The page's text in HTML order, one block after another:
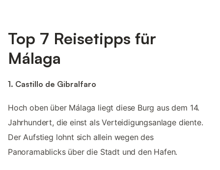
Top 7 Reisetipps für
Málaga
1. Castillo de Gibralfaro
Hoch oben über Málaga liegt diese Burg aus dem 14.
Jahrhundert, die einst als Verteidigungsanlage diente.
Der Aufstieg lohnt sich allein wegen des
Panoramablicks über die Stadt und den Hafen.